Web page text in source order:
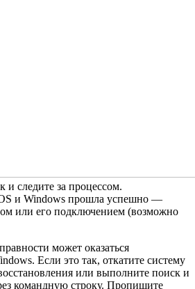
и следите за процессом.
и Windows прошла успешно —
или его подключением (возможно
может оказаться
Если это так, откатите систему
или выполните поиск и
командную строку. Пропишите